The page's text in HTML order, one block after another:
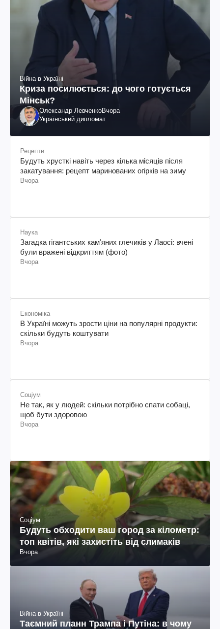
Війна в Україні
Криза посилюється: до чого готується
Мінськ?
Олександр ЛевченкоВчора
Український дипломат
Рецепти
Будуть хрусткі навіть через кілька місяців після
закатування: рецепт маринованих огірків на зиму
Вчора
Наука
Загадка гігантських камʼяних глечиків у Лаосі: вчені
були вражені відкриттям (фото)
Вчора
Економіка
В Україні можуть зрости ціни на популярні продукти:
скільки будуть коштувати
Вчора
Соціум
Не так, як у людей: скільки потрібно спати собаці,
щоб бути здоровою
Вчора
Соціум
Будуть обходити ваш город за кілометр:
топ квітів, які захистіть від слимаків
Вчора
Війна в Україні
Таємний планн Трампа і Путіна: в чому